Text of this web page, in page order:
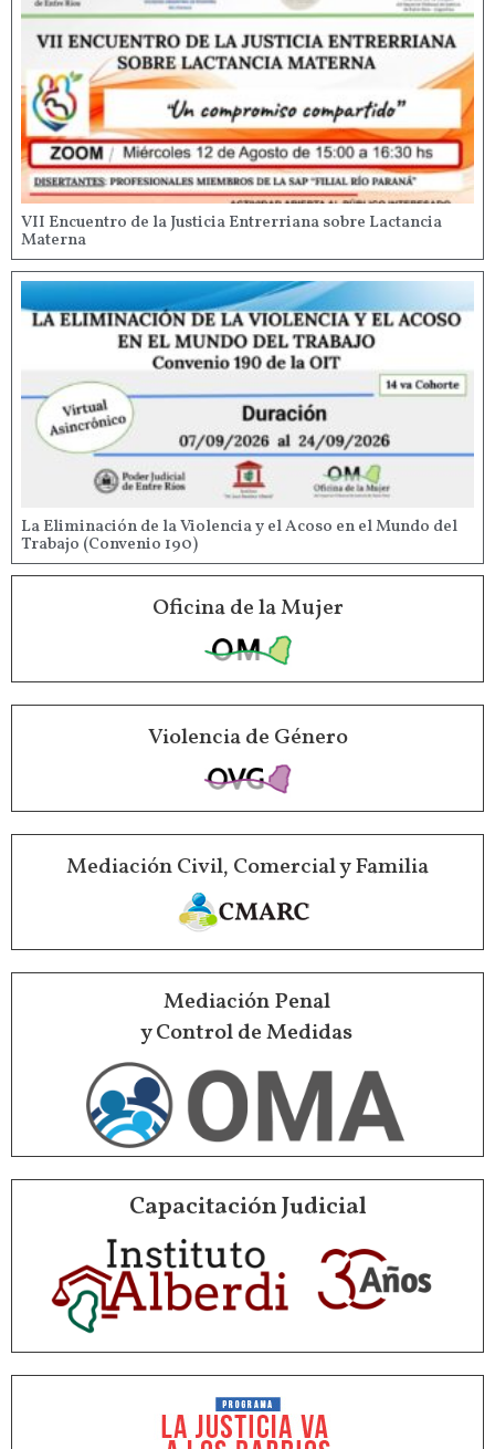
VII Encuentro de la Justicia Entrerriana sobre Lactancia
Materna
La Eliminación de la Violencia y el Acoso en el Mundo del
Trabajo (Convenio 190)
Oficina de la Mujer
Violencia de Género
Mediación Civil, Comercial y Familia
Mediación Penal
y Control de Medidas
Capacitación Judicial